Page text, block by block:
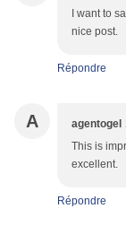
I want to
nice post.
Répondre
A agentogel
This is
excellent.
Répondre